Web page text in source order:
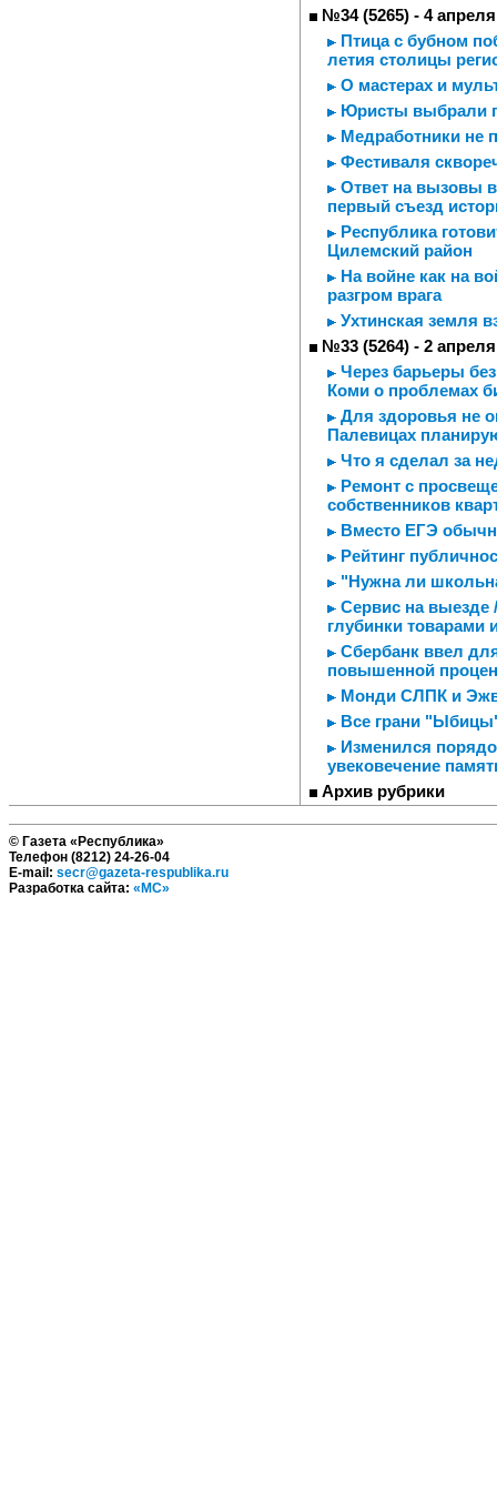
№34 (5265) - 4 апреля
Птица с бубном
летия столицы
О мастерах и
Юристы выбрали
Медработники не
Фестиваля
Ответ на вызовы
первый съезд
Республика
Цилемский район
На войне как на
разгром врага
Ухтинская земля
№33 (5264) - 2 апреля
Через барьеры
Коми о проблемах
Для здоровья не
Палевицах
Что я сделал за
Ремонт с
собственников
Вместо ЕГЭ
Рейтинг
"Нужна ли
Сервис на выезде
глубинки товарами
Сбербанк ввел
повышенной
Монди СЛПК и
Все грани
Изменился
увековечение
Архив рубрики
© Газета «Республика»
Телефон (8212) 24-26-04
E-mail: secr@gazeta-respublika.ru
Разработка сайта: «МС»